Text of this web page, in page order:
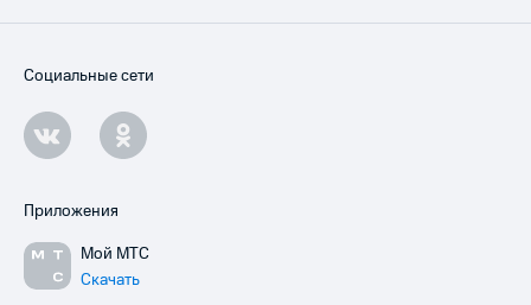
Социальные сети
Приложения
Мой МТС
Скачать